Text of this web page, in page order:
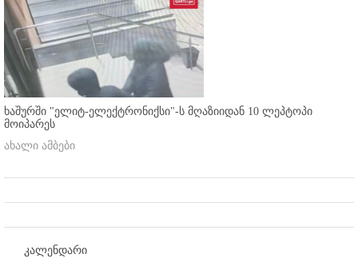
ხაშურში "ელიტ-ელექტრონიქსი"-ს მღაზიიდან 10 ლეპტოპი
მოიპარეს
ახალი ამბები
კალენდარი